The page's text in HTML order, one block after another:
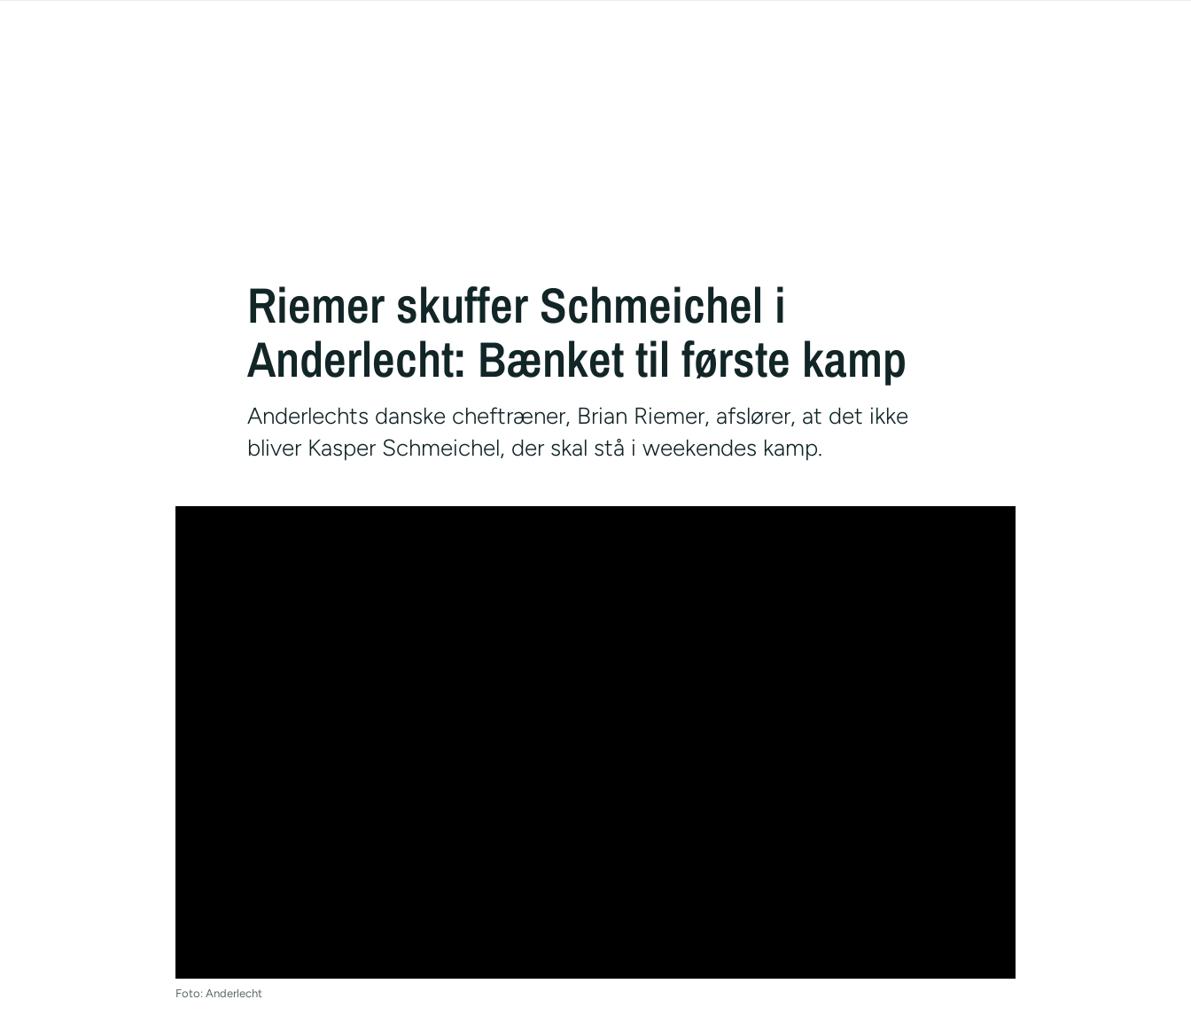
Riemer skuffer Schmeichel i
Anderlecht: Bænket til første kamp
Anderlechts danske cheftræner, Brian Riemer, afslører, at det ikke
bliver Kasper Schmeichel, der skal stå i weekendes kamp.
Foto: Anderlecht